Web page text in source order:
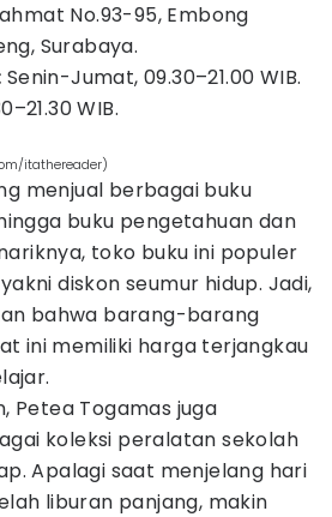
No.93-95, Embong
Surabaya.
Senin-Jumat, 09.30–21.00 WIB.
WIB.
itathereader)
menjual berbagai buku
buku pengetahuan dan
toko buku ini populer
diskon seumur hidup. Jadi,
bahwa barang-barang
ini memiliki harga terjangkau
Petea Togamas juga
koleksi peralatan sekolah
Apalagi saat menjelang hari
liburan panjang, makin